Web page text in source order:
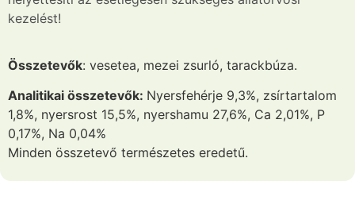
kezelést!
Összetevők: vesetea, mezei zsurló, tarackbúza.
Analitikai összetevők: Nyersfehérje 9,3%, zsírtartalom
1,8%, nyersrost 15,5%, nyershamu 27,6%, Ca 2,01%, P
0,17%, Na 0,04%
Minden összetevő természetes eredetű.